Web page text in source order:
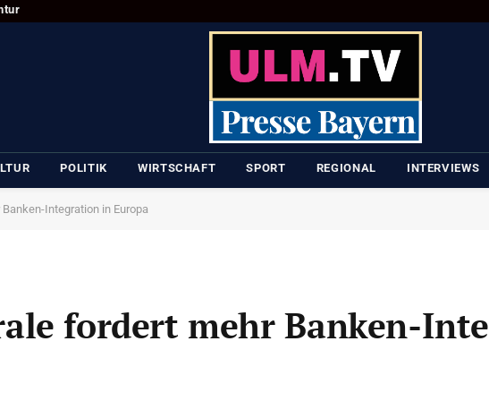
POLITIK WIRTSCHAFT SPORT REGIONAL INTERVIEWS
Integration in Europa
fordert mehr Banken-